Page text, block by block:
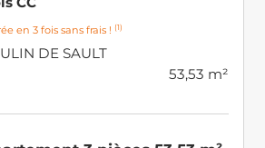
en 3 fois sans frais ! (1)
DE SAULT
53,53 m²